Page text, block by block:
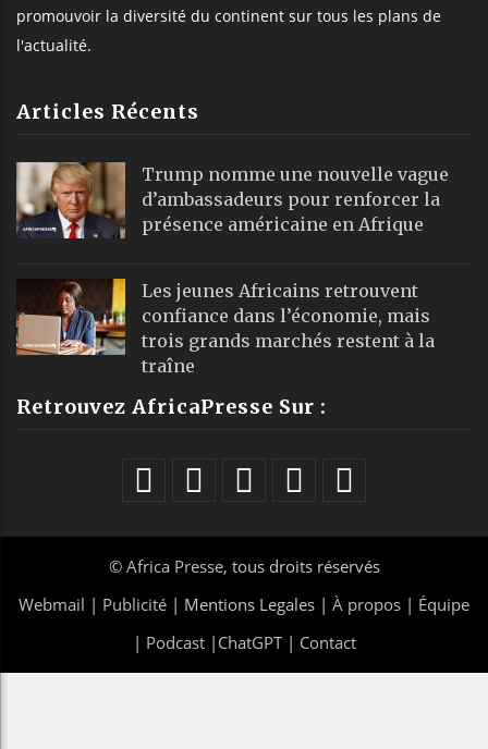
promouvoir la diversité du continent sur tous les plans de
l'actualité.
Articles Récents
Trump nomme une nouvelle vague
d’ambassadeurs pour renforcer la
présence américaine en Afrique
Les jeunes Africains retrouvent
confiance dans l’économie, mais
trois grands marchés restent à la
traîne
Retrouvez AfricaPresse Sur :
© Africa Presse, tous droits réservés
Webmail | Publicité | Mentions Legales | À propos | Équipe
| Podcast| ChatGPT| Contact